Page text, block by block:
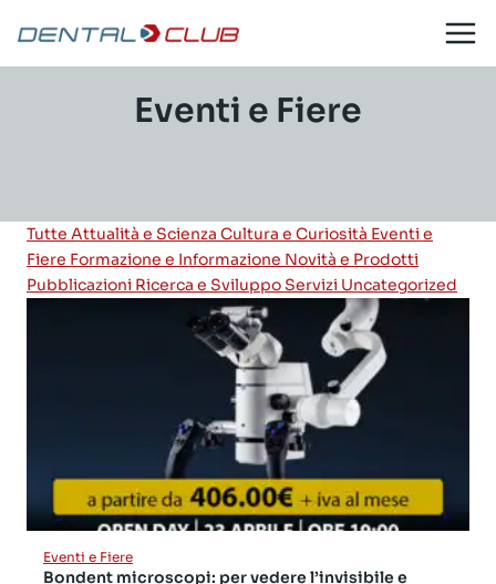
contenuto
Eventi e Fiere
Tutte Attualità e Scienza Cultura e Curiosità Eventi e
Fiere Formazione e Informazione Novità e Prodotti
Pubblicazioni Ricerca e SviluppoServizi Uncategorized
Eventi e Fiere
Bondent microscopi: per vedere l’invisibile e